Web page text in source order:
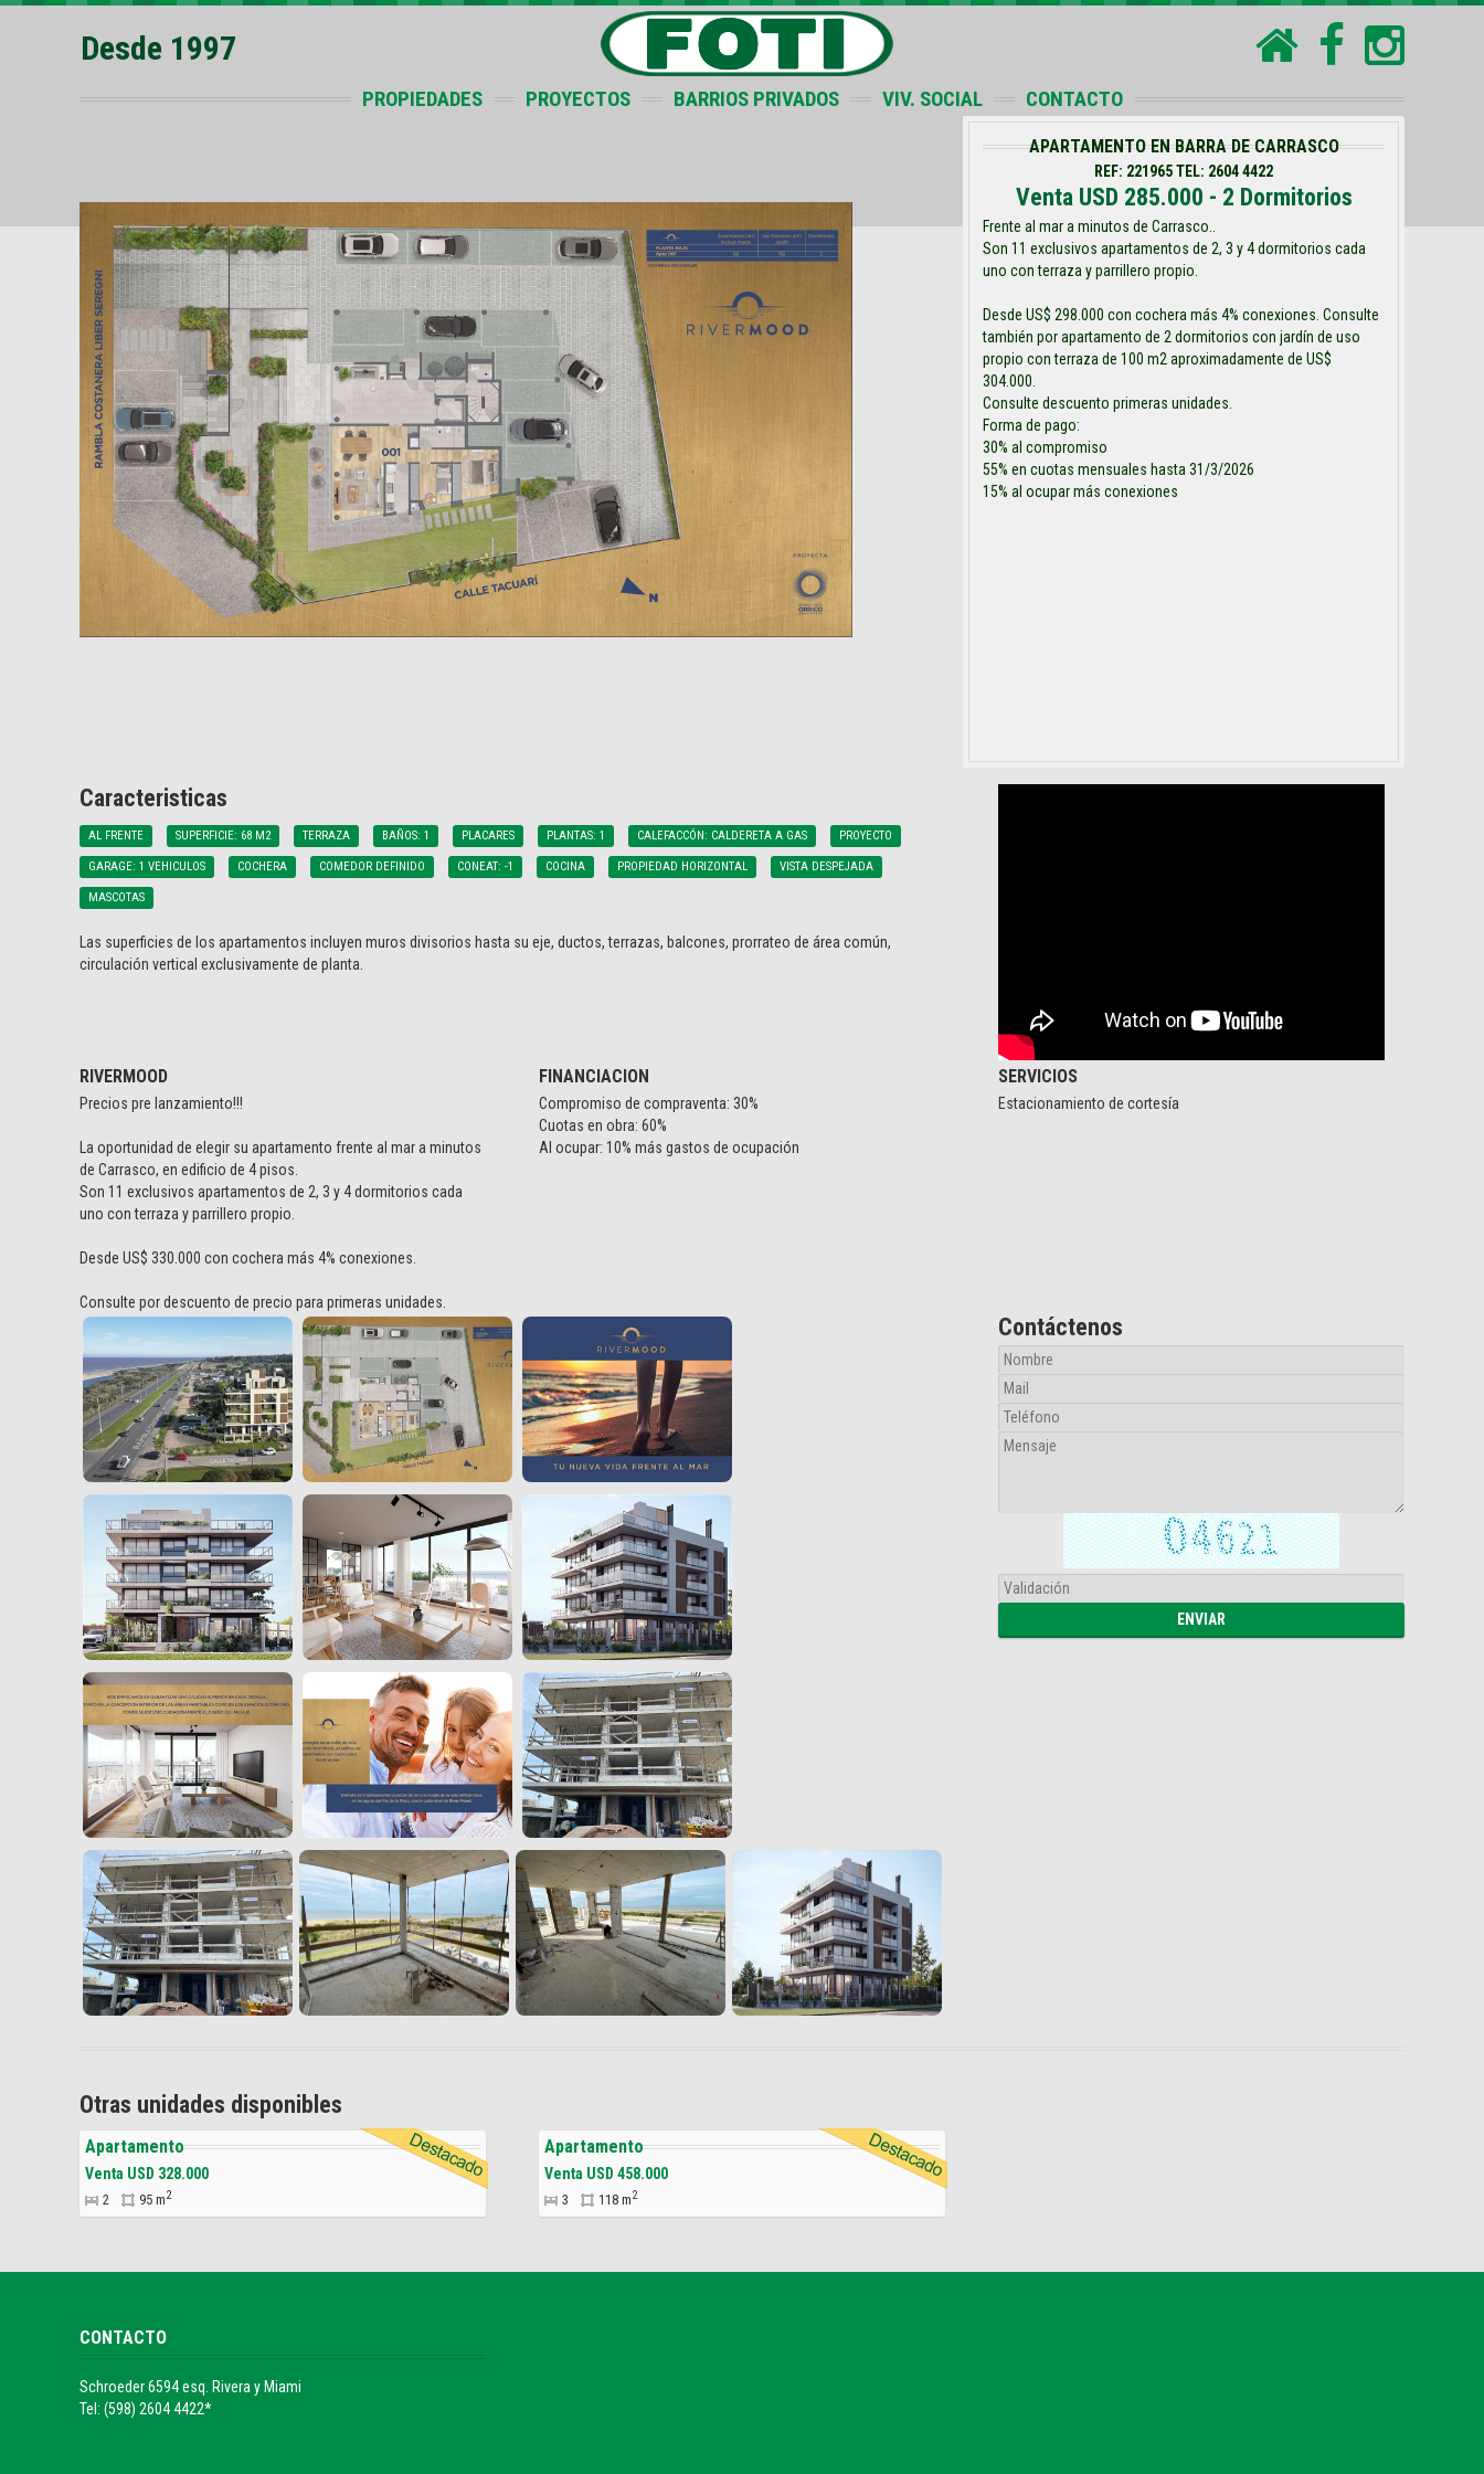
Desde 1997
PROPIEDADES PROYECTOS BARRIOS PRIVADOS VIV. SOCIAL CONTACTO
APARTAMENTO EN BARRA DE CARRASCO
REF: 221965 TEL: 2604 4422
Venta USD 285.000 - 2 Dormitorios
Frente al mar a minutos de Carrasco..
Son 11 exclusivos apartamentos de 2, 3 y 4 dormitorios cada
uno con terraza y parrillero propio.
Desde US$ 298.000 con cochera más 4% conexiones. Consulte
también por apartamento de 2 dormitorios con jardín de uso
propio con terraza de 100 m2 aproximadamente de US$
304.000.
Consulte descuento primeras unidades.
Forma de pago:
30% al compromiso
55% en cuotas mensuales hasta 31/3/2026
15% al ocupar más conexiones
Caracteristicas
AL FRENTE SUPERFICIE: 68 M2 TERRAZA BAÑOS: 1 PLACARES PLANTAS: 1 CALEFACCÓN: CALDERETA A GAS PROYECTO
GARAGE: 1 VEHICULOS COCHERA COMEDOR DEFINIDO CONEAT: -1 COCINA PROPIEDAD HORIZONTAL VISTA DESPEJADA
MASCOTAS
Las superficies de los apartamentos incluyen muros divisorios hasta su eje, ductos, terrazas, balcones, prorrateo de área común,
circulación vertical exclusivamente de planta.
RIVERMOOD
Precios pre lanzamiento!!!
La oportunidad de elegir su apartamento frente al mar a minutos
de Carrasco, en edificio de 4 pisos.
Son 11 exclusivos apartamentos de 2, 3 y 4 dormitorios cada
uno con terraza y parrillero propio.
Desde US$ 330.000 con cochera más 4% conexiones.
Consulte por descuento de precio para primeras unidades.
FINANCIACION
Compromiso de compraventa: 30%
Cuotas en obra: 60%
Al ocupar: 10% más gastos de ocupación
SERVICIOS
Estacionamiento de cortesía
Contáctenos
Otras unidades disponibles
Apartamento
Venta USD 328.000
2 95 m2
Apartamento
Venta USD 458.000
3 118 m2
CONTACTO
Schroeder 6594 esq. Rivera y Miami
Tel: (598) 2604 4422*